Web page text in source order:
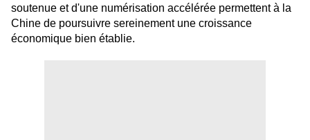
soutenue et d'une numérisation accélérée permettent à la
Chine de poursuivre sereinement une croissance
économique bien établie.